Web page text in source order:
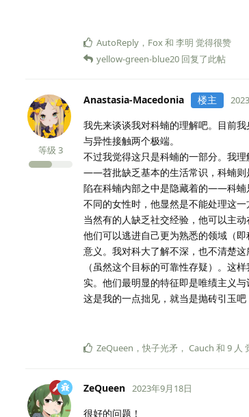
AutoReply ， Fox和 李明 觉得很赞
yellow-green-blue20 回复了此帖
Anastasia-Macedonia
等级 3
楼主
我先来谈谈我对科蝻的理解吧。目前
与异性接触两个极端。
不过我觉得这只是科蝻的一部分。我
——苕批缺乏基本的生活常识，科蝻则
陷在科蝻内部之中是隐藏着的——科蝻
不同的女性时，他显然是不能处理这一
当然有的人缺乏社交经验，他可以主
他们可以逃进自己更为熟悉的领域（
意义。我对科大了解不深，也不清楚
（虽然这个目标的可靠性存疑）。这
实。他们最明显的特征即是唯绩主义与
这是我的一点拙见，就当是抛砖引玉吧
ZeQueen ， 快子光矛 ， Cauch 和 9 人
ZeQueen 2023年9月18日
很好的问题！